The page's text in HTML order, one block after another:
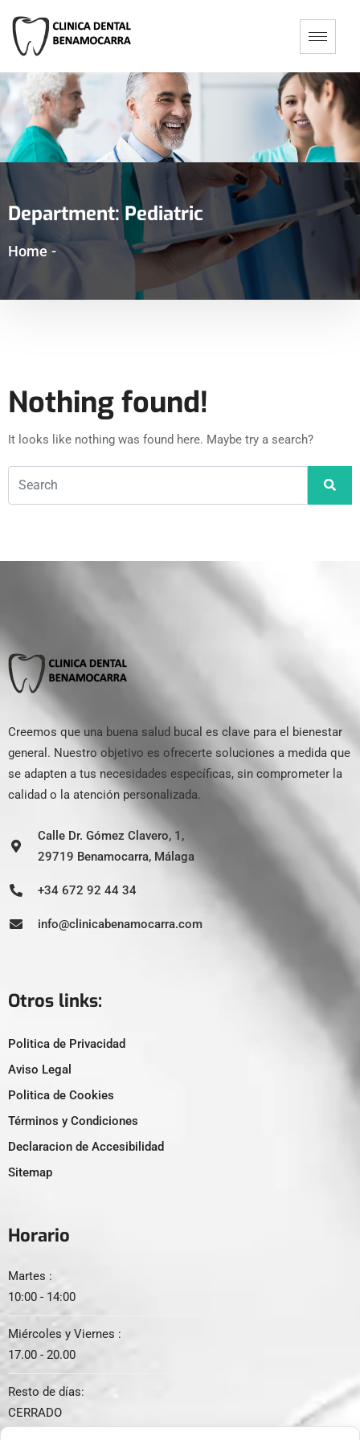
Department:Pediatric
Home -
Nothing found!
It looks like nothing was found here. Maybe try a search?
Creemos que una buena salud bucal es clave para el bienestar
general. Nuestro objetivo es ofrecerte soluciones a medida que
se adapten a tus necesidades específicas, sin comprometer la
calidad o la atención personalizada.
Calle Dr. Gómez Clavero, 1,
29719 Benamocarra, Málaga
+34 672 92 44 34
info@clinicabenamocarra.com
Otros links:
Politica de Privacidad
Aviso Legal
Politica de Cookies
Términos y Condiciones
Declaracion de Accesibilidad
Sitemap
Horario
Martes :
10:00 - 14:00
Miércoles y Viernes :
17.00 - 20.00
Resto de días:
CERRADO